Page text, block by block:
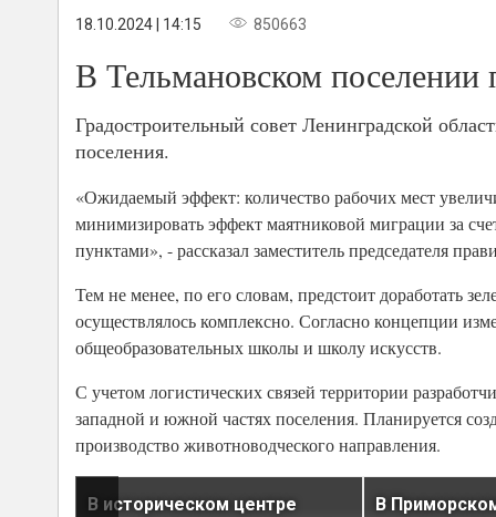
18.10.2024 | 14:15 850663
В Тельмановском поселении
Градостроительный совет Ленинградской
поселения.
«Ожидаемый эффект: количество рабочих мест
минимизировать эффект маятниковой миграции за
пунктами», - рассказал заместитель председателя
Тем не менее, по его словам, предстоит доработать
осуществлялось комплексно. Согласно концепции
общеобразовательных школы и школу искусств.
С учетом логистических связей территории
западной и южной частях поселения. Планируется
производство животноводческого направления.
В историческом центре
В